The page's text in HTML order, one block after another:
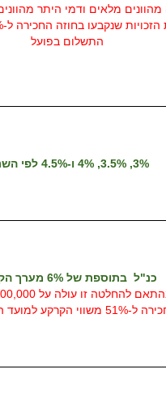
מלאים ודמי היתר
התשלום בפועל
3%, 3.5%, 4% ו-4.5% לפי השנים
כנ"ל בתוספת של 6% מערך הקרקע
התשלום בפועל